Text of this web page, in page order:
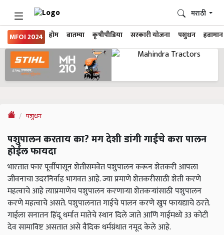
MFOI 2024 होम बातम्या कृषीपीडिया सरकारी योजना पशुधन हवामान
मराठी
पशुधन
पशुपालन करताय का? मग देशी डांगी गाईचे करा पालन
होईल फायदा
भारतात फार पूर्वीपासून शेतीसमवेत पशुपालन करून शेतकरी आपला
जीवनाचा उदरनिर्वाह भागवत आहे. ज्या प्रमाणे शेतकरीसाठी शेती करणे
महत्वाचे आहे त्याप्रमाणेच पशुपालन करणाऱ्या शेतकऱ्यांसाठी पशुपालन
करणे महत्वाचे असते. पशुपालनात गाईचे पालन करणे खुप फायद्याचे ठरते.
गाईला सनातन हिंदू धर्मात मातेचे स्थान दिले जाते आणि गाईमध्ये 33 कोटी
देव सामाविष्ट असतात असे वैदिक धर्मग्रंथात नमूद केले आहे.